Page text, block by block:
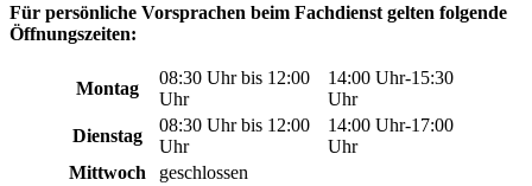
Für persönliche Vorsprachen beim Fachdienst gelten folgende
Öffnungszeiten:
Montag
08:30 Uhr bis 12:00
Uhr
14:00 Uhr-15:30
Uhr
Dienstag
08:30 Uhr bis 12:00
Uhr
14:00 Uhr-17:00
Uhr
Mittwoch
geschlossen